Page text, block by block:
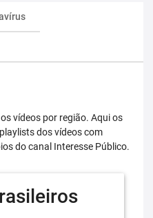
vídeos por região. Aqui os
dos vídeos com
do canal Interesse Público.